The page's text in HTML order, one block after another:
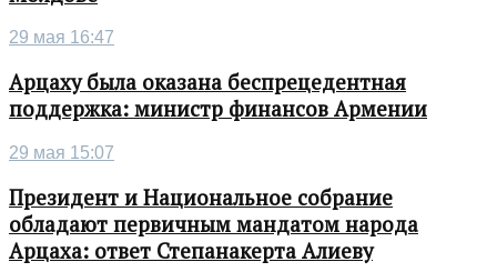
29 мая 16:47
Арцаху была оказана беспрецедентная
поддержка: министр финансов Армении
29 мая 15:07
Президент и Национальное собрание
обладают первичным мандатом народа
Арцаха: ответ Степанакерта Алиеву